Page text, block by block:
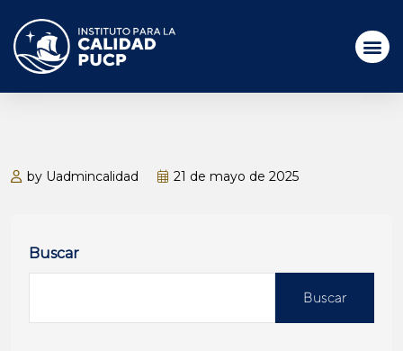
by Uadmincalidad 21 de mayo de 2025
Buscar
Buscar